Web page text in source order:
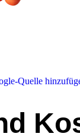
Quelle